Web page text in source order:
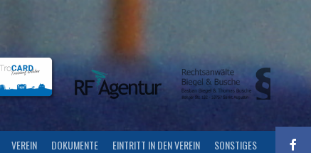
VEREIN DOKUMENTE EINTRITT IN DEN VEREIN SONSTIGES